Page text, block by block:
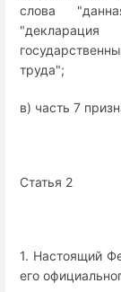
слова
труда";
в) часть 7
Статья 2
1. Настоящий
его